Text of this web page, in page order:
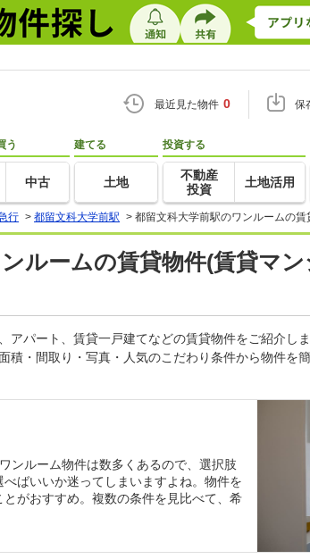
最近見た物件 0 保
う
中古
建てる
土地
投資する
不動産
投資
土地活用
行 > 都留文科大学前駅 > 都留文科大学前駅のワンルームの賃
ルームの賃貸物件(賃貸マ
アパート、賃貸一戸建てなどの賃貸物件をご紹介し
・間取り・写真・人気のこだわり条件から物件を
ンルーム物件は数多くあるので、選択肢
ばいいか迷ってしまいますよね。物件を
がおすすめ。複数の条件を見比べて、希